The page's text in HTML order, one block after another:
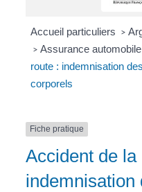
Accueil particuliers >
> Assurance
route : indemnisation
corporels
Fiche pratique
Accident de la
indemnisation